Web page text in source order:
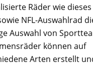
Räder wie dieses
NFL-Auswahlrad
Auswahl von
können auf
Arten erstellt